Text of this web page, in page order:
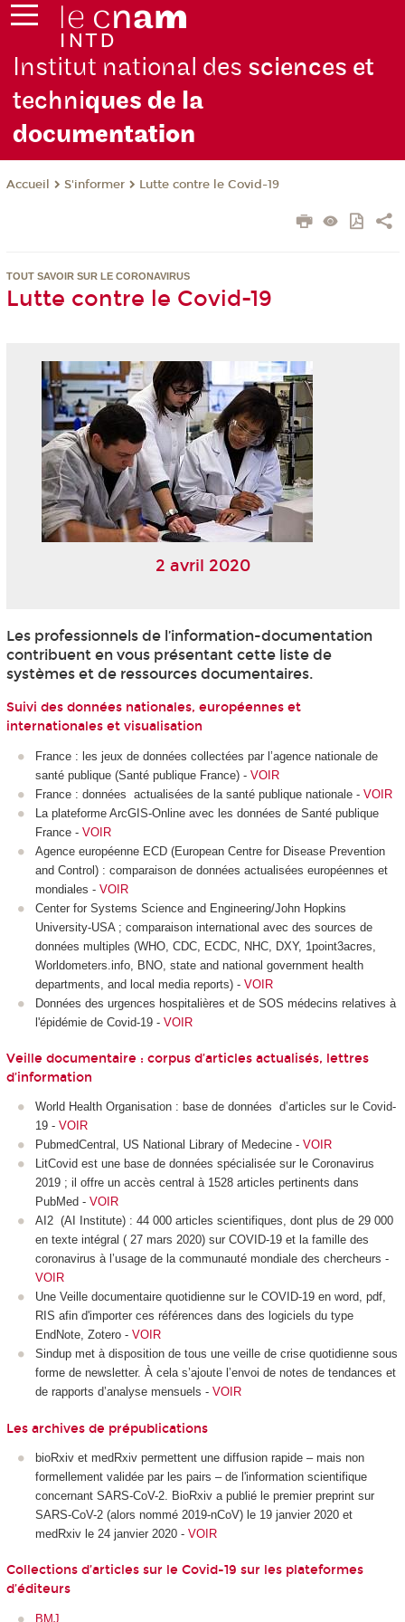
Institut national des sciences et
techniques de la
documentation
Accueil S'informer Lutte contre le Covid-19
TOUT SAVOIR SUR LE CORONAVIRUS
Lutte contre le Covid-19
2 avril 2020
Les professionnels de l’information-documentation
contribuent en vous présentant cette liste de
systèmes et de ressources documentaires.
Suivi des données nationales, européennes et
internationales et visualisation
France : les jeux de données collectées par l’agence nationale de
santé publique (Santé publique France) - VOIR
France : données actualisées de la santé publique nationale - VOIR
La plateforme ArcGIS-Online avec les données de Santé publique
France - VOIR
Agence européenne ECD (European Centre for Disease Prevention
and Control) : comparaison de données actualisées européennes et
mondiales - VOIR
Center for Systems Science and Engineering/John Hopkins
University-USA ; comparaison international avec des sources de
données multiples (WHO, CDC, ECDC, NHC, DXY, 1point3acres,
Worldometers.info, BNO, state and national government health
departments, and local media reports) - VOIR
Données des urgences hospitalières et de SOS médecins relatives à
l'épidémie de Covid-19 - VOIR
Veille documentaire : corpus d’articles actualisés, lettres
d’information
World Health Organisation : base de données d’articles sur le Covid-
19 - VOIR
PubmedCentral, US National Library of Medecine - VOIR
LitCovid est une base de données spécialisée sur le Coronavirus
2019 ; il offre un accès central à 1528 articles pertinents dans
PubMed - VOIR
AI2 (AI Institute) : 44 000 articles scientifiques, dont plus de 29 000
en texte intégral ( 27 mars 2020) sur COVID-19 et la famille des
coronavirus à l’usage de la communauté mondiale des chercheurs -
VOIR
Une Veille documentaire quotidienne sur le COVID-19 en word, pdf,
RIS afin d'importer ces références dans des logiciels du type
EndNote, Zotero - VOIR
Sindup met à disposition de tous une veille de crise quotidienne sous
forme de newsletter. À cela s’ajoute l’envoi de notes de tendances et
de rapports d’analyse mensuels - VOIR
Les archives de prépublications
bioRxiv et medRxiv permettent une diffusion rapide – mais non
formellement validée par les pairs – de l'information scientifique
concernant SARS-CoV-2. BioRxiv a publié le premier preprint sur
SARS-CoV-2 (alors nommé 2019-nCoV) le 19 janvier 2020 et
medRxiv le 24 janvier 2020 - VOIR
Collections d’articles sur le Covid-19 sur les plateformes
d’éditeurs
BMJ